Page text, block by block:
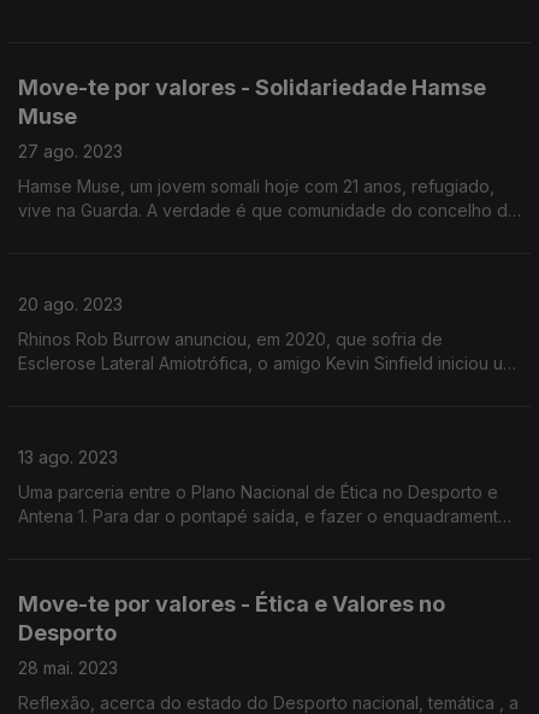
Move-te por valores - Solidariedade Hamse
Muse
27 ago. 2023
Hamse Muse, um jovem somali hoje com 21 anos, refugiado,
vive na Guarda. A verdade é que comunidade do concelho da
20 ago. 2023
Rhinos Rob Burrow anunciou, em 2020, que sofria de
Esclerose Lateral Amiotrófica, o amigo Kevin Sinfield iniciou um
13 ago. 2023
Uma parceria entre o Plano Nacional de Ética no Desporto e
Antena 1. Para dar o pontapé saída, e fazer o enquadramento
Move-te por valores - Ética e Valores no
Desporto
28 mai. 2023
Reflexão, acerca do estado do Desporto nacional, temática , a